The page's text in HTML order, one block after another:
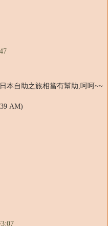
本自助之旅相當有幫助,呵呵~~
AM)